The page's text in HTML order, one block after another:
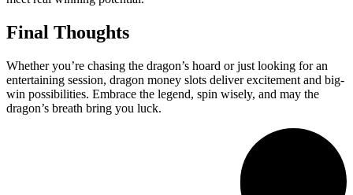
Final Thoughts
Whether you’re chasing the dragon’s hoard or just looking for an
entertaining session, dragon money slots deliver excitement and big-
win possibilities. Embrace the legend, spin wisely, and may the
dragon’s breath bring you luck.